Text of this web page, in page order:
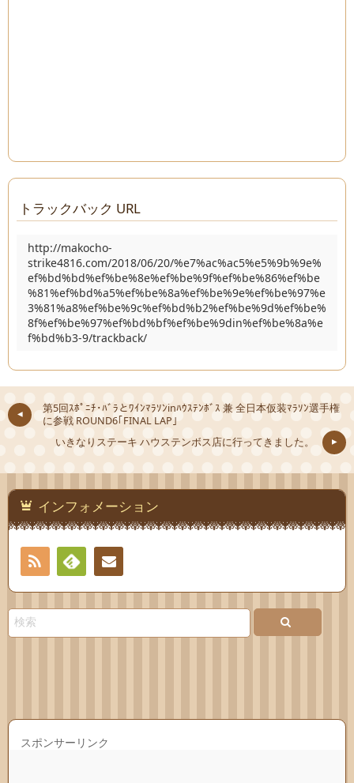
トラックバック URL
http://makocho-
strike4816.com/2018/06/20/%e7%ac%ac5%e5%9b%9e%
ef%bd%bd%ef%be%8e%ef%be%9f%ef%be%86%ef%be
%81%ef%bd%a5%ef%be%8a%ef%be%9e%ef%be%97%e
3%81%a8%ef%be%9c%ef%bd%b2%ef%be%9d%ef%be%
8f%ef%be%97%ef%bd%bf%ef%be%9din%ef%be%8a%e
f%bd%b3-9/trackback/
第5回ｽﾎﾟﾆﾁ･ﾊﾞﾗとﾜｲﾝﾏﾗｿﾝinﾊｳｽﾃﾝﾎﾞｽ 兼 全日本仮装ﾏﾗｿﾝ選手権
に参戦 ROUND6｢FINAL LAP｣
いきなりステーキ ハウステンボス店に行ってきました。
インフォメーション
RSS
Feedly連絡
スポンサーリンク